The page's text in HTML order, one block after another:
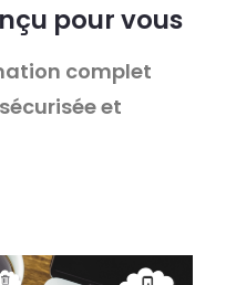
pour vous
complet
et